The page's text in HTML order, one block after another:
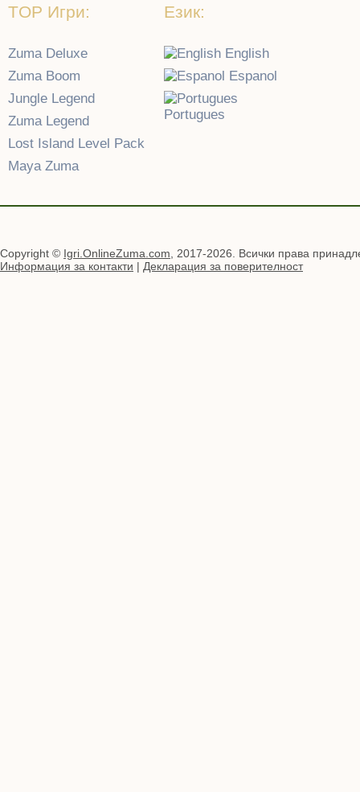
TOP Игри:
Zuma Deluxe
Zuma Boom
Jungle Legend
Zuma Legend
Lost Island Level Pack
Maya Zuma
Език:
English
Espanol
Portugues
Copyright © Igri.OnlineZuma.com , 2017-2026. Всички права
Информация за контакти | Декларация за поверителност